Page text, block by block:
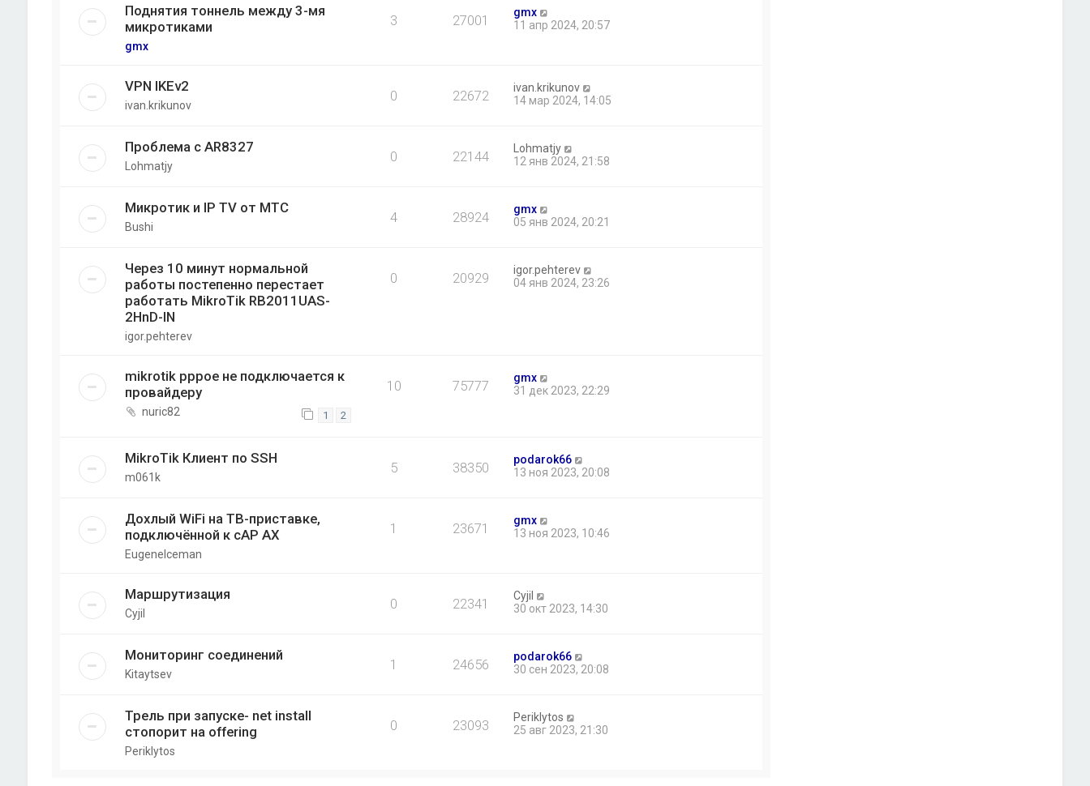
Поднятия тоннель между 3-мя
микротиками
gmx
3 27001
gmx
11 апр 2024, 20:57
VPN IKEv2
ivan.krikunov
0 22672
ivan.krikunov
14 мар 2024, 14:05
Проблема с AR8327
Lohmatjy
0 22144
Lohmatjy
12 янв 2024, 21:58
Микротик и IP TV от МТС
Bushi
4 28924
gmx
05 янв 2024, 20:21
Через 10 минут нормальной
работы постепенно перестает
работать MikroTik RB2011UAS-
2HnD-IN
igor.pehterev
0 20929
igor.pehterev
04 янв 2024, 23:26
mikrotik pppoe не подключается к
провайдеру
nuric82 1 2
10 75777
gmx
31 дек 2023, 22:29
MikroTik Клиент по SSH
m061k
5 38350
podarok66
13 ноя 2023, 20:08
Дохлый WiFi на ТВ-приставке,
подключённой к cAP AX
EugeneIceman
1 23671
gmx
13 ноя 2023, 10:46
Маршрутизация
Cyjil
0 22341
Cyjil
30 окт 2023, 14:30
Мониторинг соединений
Kitaytsev
1 24656
podarok66
30 сен 2023, 20:08
Трель при запуске- net install
стопорит на offering
Periklytos
0 23093
Periklytos
25 авг 2023, 21:30